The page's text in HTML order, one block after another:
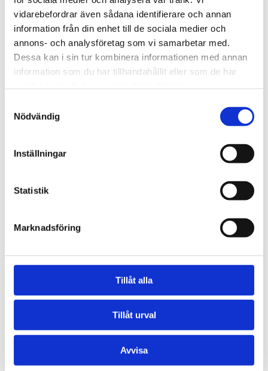
vidarebefordrar även sådana identifierare och annan
information från din enhet till de sociala medier och
annons- och analysföretag som vi samarbetar med.
Dessa kan i sin tur kombinera informationen med annan
information som du har tillhandahållit eller som de har
Nödvändig
Inställningar
Statistik
Marknadsföring
Tillåt alla
Tillåt urval
Avvisa
Add Secure